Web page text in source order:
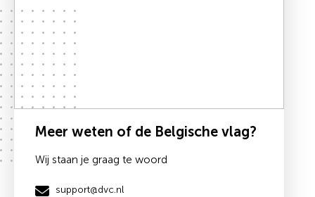
Meer weten of de Belgische vlag?
Wij staan je graag te woord
support@dvc.nl